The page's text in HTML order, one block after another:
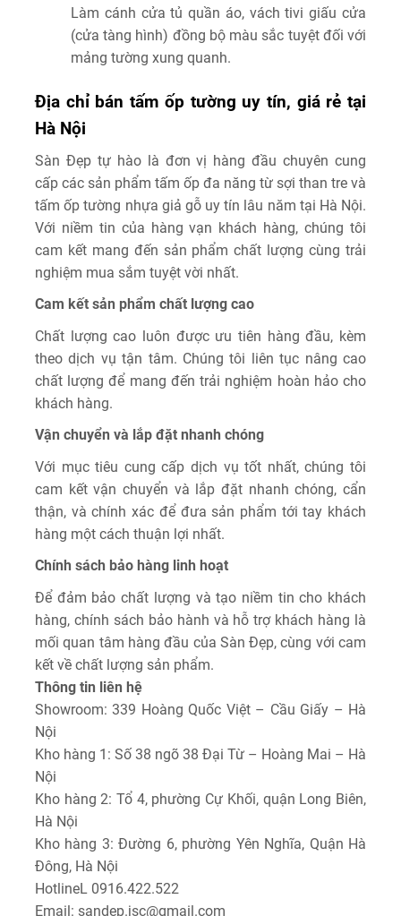
Làm cánh cửa tủ quần áo, vách tivi giấu cửa
(cửa tàng hình) đồng bộ màu sắc tuyệt đối với
mảng tường xung quanh.
Địa chỉ bán tấm ốp tường uy tín, giá rẻ tại
Hà Nội
Sàn Đẹp tự hào là đơn vị hàng đầu chuyên cung
cấp các sản phẩm tấm ốp đa năng từ sợi than tre và
tấm ốp tường nhựa giả gỗ uy tín lâu năm tại Hà Nội.
Với niềm tin của hàng vạn khách hàng, chúng tôi
cam kết mang đến sản phẩm chất lượng cùng trải
nghiệm mua sắm tuyệt vời nhất.
Cam kết sản phẩm chất lượng cao
Chất lượng cao luôn được ưu tiên hàng đầu, kèm
theo dịch vụ tận tâm. Chúng tôi liên tục nâng cao
chất lượng để mang đến trải nghiệm hoàn hảo cho
khách hàng.
Vận chuyển và lắp đặt nhanh chóng
Với mục tiêu cung cấp dịch vụ tốt nhất, chúng tôi
cam kết vận chuyển và lắp đặt nhanh chóng, cẩn
thận, và chính xác để đưa sản phẩm tới tay khách
hàng một cách thuận lợi nhất.
Chính sách bảo hàng linh hoạt
Để đảm bảo chất lượng và tạo niềm tin cho khách
hàng, chính sách bảo hành và hỗ trợ khách hàng là
mối quan tâm hàng đầu của Sàn Đẹp, cùng với cam
kết về chất lượng sản phẩm.
Thông tin liên hệ
Showroom: 339 Hoàng Quốc Việt – Cầu Giấy – Hà
Nội
Kho hàng 1: Số 38 ngõ 38 Đại Từ – Hoàng Mai – Hà
Nội
Kho hàng 2: Tổ 4, phường Cự Khối, quận Long Biên,
Hà Nội
Kho hàng 3: Đường 6, phường Yên Nghĩa, Quận Hà
Đông, Hà Nội
HotlineL 0916.422.522
Email: sandep.jsc@gmail.com